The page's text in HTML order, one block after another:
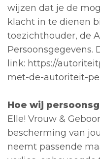
wijzen dat je de
klacht in te dienen
toezichthouder, de
Persoonsgegevens.
link: https://
met-de-autoriteit-
Hoe wij
Elle! Vrouw &
bescherming van
neemt passende